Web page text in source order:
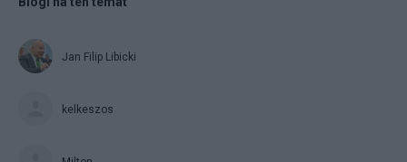
Jan Filip Libicki
kelkeszos